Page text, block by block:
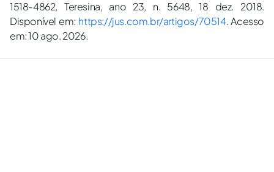
1518-4862, Teresina, ano 23, n. 5648, 18 dez. 2018.
Disponível em: https://jus.com.br/artigos/70514. Acesso
em: 10 ago. 2026.